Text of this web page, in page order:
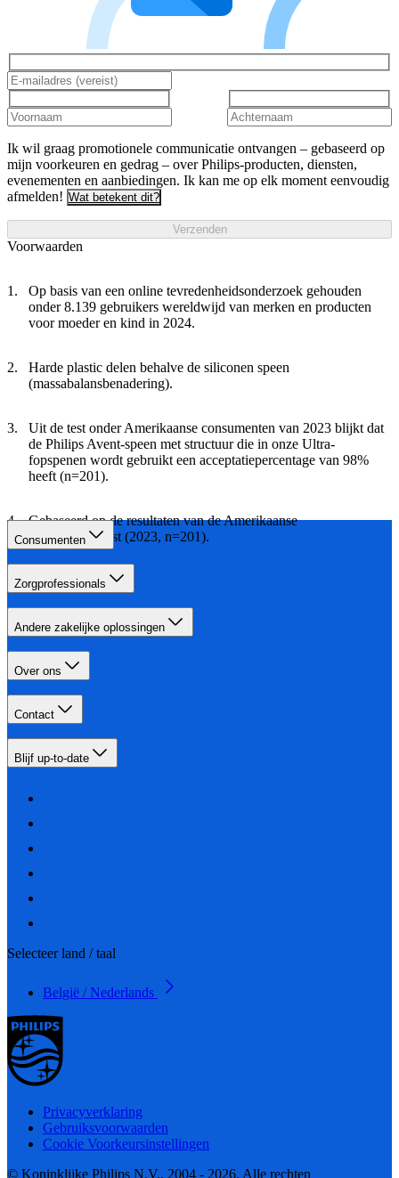
Ik wil graag promotionele communicatie ontvangen – gebaseerd op
mijn voorkeuren en gedrag – over Philips-producten, diensten,
evenementen en aanbiedingen. Ik kan me op elk moment eenvoudig
afmelden! Wat betekent dit?
Verzenden
Voorwaarden
Op basis van een online tevredenheidsonderzoek gehouden
onder 8.139 gebruikers wereldwijd van merken en producten
voor moeder en kind in 2024.
Harde plastic delen behalve de siliconen speen
(massabalansbenadering).
Uit de test onder Amerikaanse consumenten van 2023 blijkt dat
de Philips Avent-speen met structuur die in onze Ultra-
fopspenen wordt gebruikt een acceptatiepercentage van 98%
heeft (n=201).
Gebaseerd op de resultaten van de Amerikaanse
consumententest (2023, n=201).
Consumenten
Zorgprofessionals
Andere zakelijke oplossingen
Over ons
Contact
Blijf up-to-date
Selecteer land / taal
België / Nederlands
Privacyverklaring
Gebruiksvoorwaarden
Cookie Voorkeursinstellingen
© Koninklijke Philips N.V., 2004 - 2026. Alle rechten